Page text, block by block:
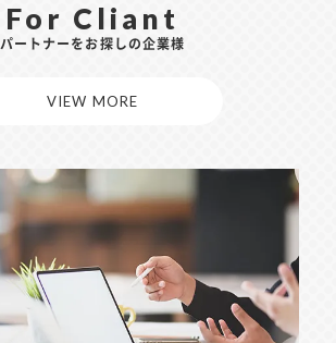
For Cliant
パートナーをお探しの企業様
VIEW MORE